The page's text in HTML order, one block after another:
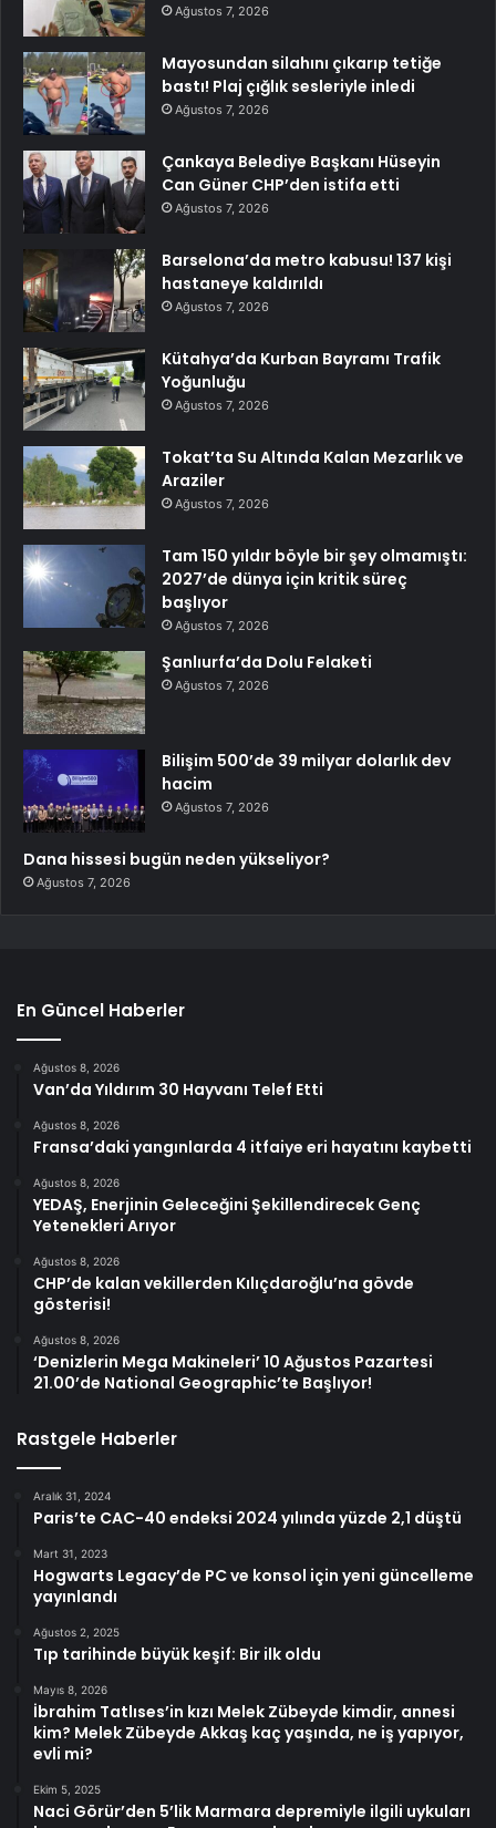
Ağustos 7, 2026
Mayosundan silahını çıkarıp tetiğe
bastı! Plaj çığlık sesleriyle inledi
Ağustos 7, 2026
Çankaya Belediye Başkanı Hüseyin
Can Güner CHP’den istifa etti
Ağustos 7, 2026
Barselona’da metro kabusu! 137 kişi
hastaneye kaldırıldı
Ağustos 7, 2026
Kütahya’da Kurban Bayramı Trafik
Yoğunluğu
Ağustos 7, 2026
Tokat’ta Su Altında Kalan Mezarlık ve
Araziler
Ağustos 7, 2026
Tam 150 yıldır böyle bir şey olmamıştı:
2027’de dünya için kritik süreç
başlıyor
Ağustos 7, 2026
Şanlıurfa’da Dolu Felaketi
Ağustos 7, 2026
Bilişim 500’de 39 milyar dolarlık dev
hacim
Ağustos 7, 2026
Dana hissesi bugün neden yükseliyor?
Ağustos 7, 2026
En Güncel Haberler
Ağustos 8, 2026
Van’da Yıldırım 30 Hayvanı Telef Etti
Ağustos 8, 2026
Fransa’daki yangınlarda 4 itfaiye eri hayatını kaybetti
Ağustos 8, 2026
YEDAŞ, Enerjinin Geleceğini Şekillendirecek Genç
Yetenekleri Arıyor
Ağustos 8, 2026
CHP’de kalan vekillerden Kılıçdaroğlu’na gövde
gösterisi!
Ağustos 8, 2026
‘Denizlerin Mega Makineleri’ 10 Ağustos Pazartesi
21.00’de National Geographic’te Başlıyor!
Rastgele Haberler
Aralık 31, 2024
Paris’te CAC-40 endeksi 2024 yılında yüzde 2,1 düştü
Mart 31, 2023
Hogwarts Legacy’de PC ve konsol için yeni güncelleme
yayınlandı
Ağustos 2, 2025
Tıp tarihinde büyük keşif: Bir ilk oldu
Mayıs 8, 2026
İbrahim Tatlıses’in kızı Melek Zübeyde kimdir, annesi
kim? Melek Zübeyde Akkaş kaç yaşında, ne iş yapıyor,
evli mi?
Ekim 5, 2025
Naci Görür’den 5’lik Marmara depremiyle ilgili uykuları